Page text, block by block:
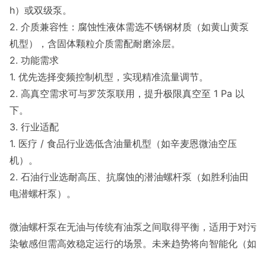
h）或双级泵。
2. 介质兼容性：腐蚀性液体需选不锈钢材质（如黄山黄泵
机型），含固体颗粒介质需配耐磨涂层。
2. 功能需求
1. 优先选择变频控制机型，实现精准流量调节。
2. 高真空需求可与罗茨泵联用，提升极限真空至 1 Pa 以
下。
3. 行业适配
1. 医疗 / 食品行业选低含油量机型（如辛麦恩微油空压
机）。
2. 石油行业选耐高压、抗腐蚀的潜油螺杆泵（如胜利油田
电潜螺杆泵）。
微油螺杆泵在无油与传统有油泵之间取得平衡，适用于对污
染敏感但需高效稳定运行的场景。未来趋势将向智能化（如